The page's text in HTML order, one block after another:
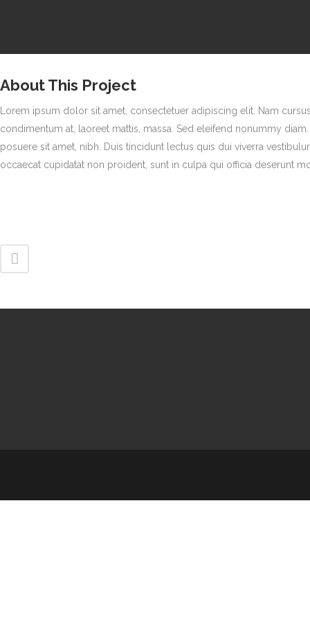
About This Project
Lorem ipsum dolor sit amet, consectetuer adipiscing elit. Nam
condimentum at, laoreet mattis, massa. Sed eleifend nonummy
posuere sit amet, nibh. Duis tincidunt lectus quis dui viverra
occaecat cupidatat non proident, sunt in culpa qui officia deserunt